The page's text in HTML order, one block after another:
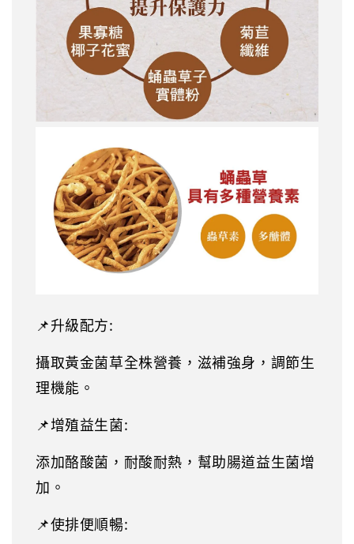
📌升級配方:
攝取黃金菌草全株營養，滋補強身，調節生
理機能。
📌增殖益生菌:
添加酪酸菌，耐酸耐熱，幫助腸道益生菌增
加。
📌使排便順暢: